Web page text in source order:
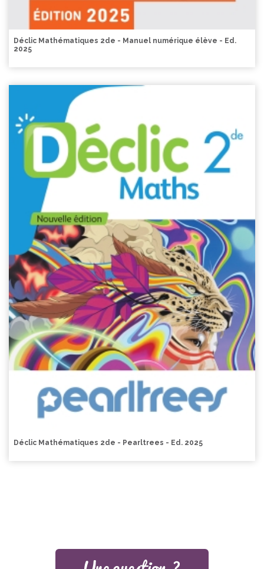
Déclic Mathématiques 2de - Manuel numérique élève - Ed.
2025
Déclic Mathématiques 2de - Pearltrees - Ed. 2025